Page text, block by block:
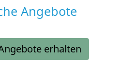
Angebote
erhalten